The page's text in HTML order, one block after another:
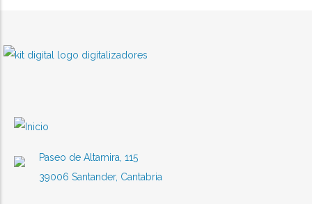
Paseo de Altamira, 115
39006 Santander, Cantabria